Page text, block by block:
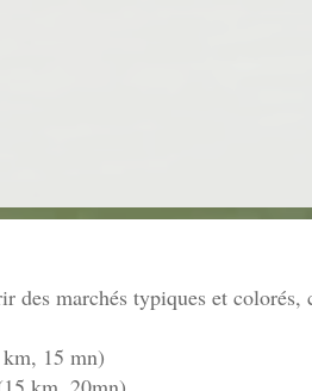
des marchés typiques et
15 mn)